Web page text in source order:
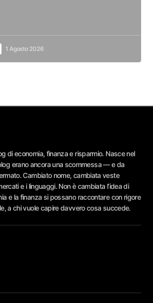
1 Agosto 2026
di economia, finanza e risparmio. Nasce nel
erano ancora una scommessa — e da
Cambiato nome, cambiata veste
e i linguaggi. Non è cambiata l’idea di
e la finanza si possano raccontare con rigore
a chi vuole capire davvero cosa succede.